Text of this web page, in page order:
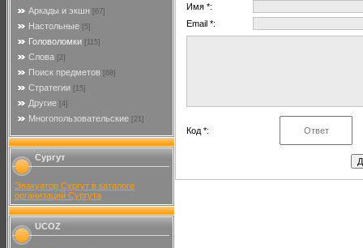
Аркады и экшн [67]
Настольные [5]
Головоломки [115]
Слова [2]
Поиск предметов [68]
Стратегии [15]
Другие [4]
Многопользовательские [21]
Сургут
Эвакуатор Сургут в каталоге
организаций Сургута
UCOZ
Имя *:
Email *:
Код *: